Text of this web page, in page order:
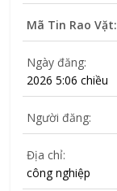
Mã Tin Rao Vặt:
Ngày đăng:
2026 5:06 chiều
Người đăng:
Địa chỉ:
công nghiệp